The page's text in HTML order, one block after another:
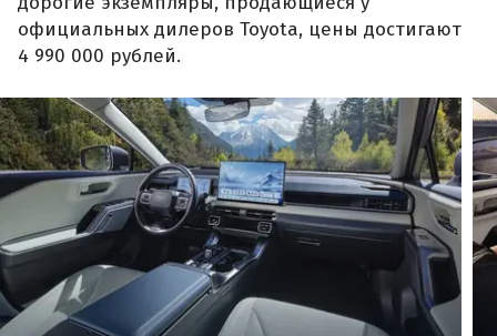
официальных дилеров Toyota, цены достигают
4 990 000 рублей.